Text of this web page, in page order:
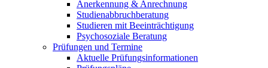
Anerkennung & Anrechnung
Studienabbruchberatung
Studieren mit Beeinträchtigung
Psychosoziale Beratung
Prüfungen und Termine
Aktuelle Prüfungsinformationen